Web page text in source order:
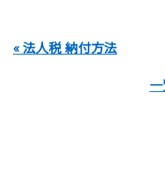
« 法人税 納付方法